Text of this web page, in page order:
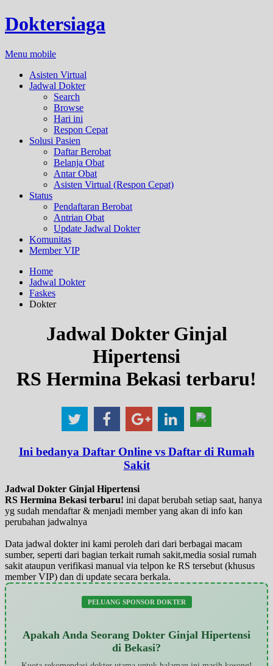
Doktersiaga
Menu mobile
Asisten Virtual
Jadwal Dokter
Search
Browse
Hari ini
Respon Cepat
Solusi Pasien
Daftar Berobat
Belanja Obat
Antar Obat
Asisten Virtual (Respon Cepat)
Status
Pendaftaran Berobat
Antrian Obat
Update Jadwal Dokter
Komunitas
Member VIP
Home
Jadwal Dokter
Faskes
Dokter
Jadwal Dokter Ginjal
Hipertensi
RS Hermina Bekasi terbaru!
Ini bedanya Daftar Online vs Daftar di Rumah
Sakit
Jadwal Dokter Ginjal Hipertensi
RS Hermina Bekasi terbaru! ini dapat berubah setiap saat, hanya
yg sudah mendaftar & menjadi member yang akan di info kan
perubahan jadwalnya
Data jadwal dokter ini kami peroleh dari dari berbagai macam
sumber, seperti dari bagian terkait rumah sakit,media sosial rumah
sakit ataupun verifikasi manual via telpon ke RS tersebut (khusus
member VIP) dan di update secara berkala.
PELUANG SPONSOR DOKTER
Apakah Anda Seorang Dokter Ginjal Hipertensi
di Bekasi?